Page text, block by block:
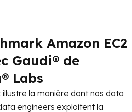
Amazon EC2
Gaudi® de
Labs
illustre la manière dont nos data
engineers exploitent la